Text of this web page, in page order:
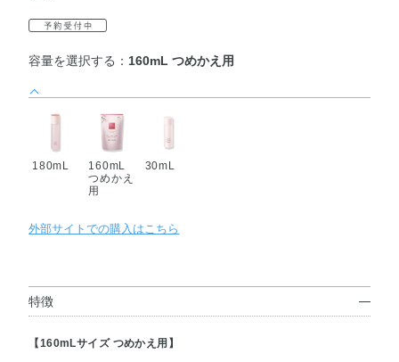
容量を選択する： 160mL つめかえ用
180mL
160mL
つめかえ
用
30mL
外部サイトでの購入はこちら
特徴
【160mLサイズ つめかえ用】